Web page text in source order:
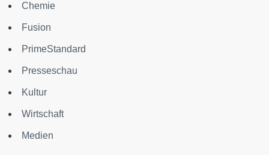
Chemie
Fusion
PrimeStandard
Presseschau
Kultur
Wirtschaft
Medien